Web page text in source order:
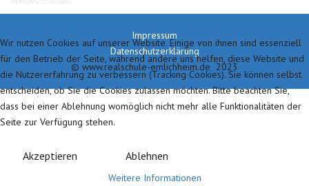
Impressum
Datenschutzerklärung
© www.realschule-emlichheim.de 2023
Wir nutzen Cookies auf unserer Website. Einige von ihnen sind essenziell
für den Betrieb der Seite, während andere uns helfen, diese Website und
die Nutzererfahrung zu verbessern (Tracking Cookies). Sie können selbst
entscheiden, ob Sie die Cookies zulassen möchten. Bitte beachten Sie,
dass bei einer Ablehnung womöglich nicht mehr alle Funktionalitäten der
Seite zur Verfügung stehen.
Akzeptieren Ablehnen
Weitere Informationen